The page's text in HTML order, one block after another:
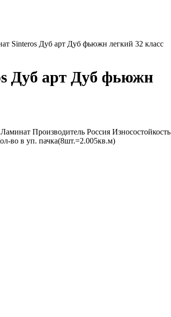
Sinteros Дуб арт Дуб фьюжн легкий 32 класс
Дуб арт Дуб фьюжн
Производитель Россия Износостойкость
во в уп. пачка(8шт.=2.005кв.м)